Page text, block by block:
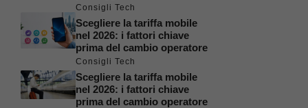
Consigli Tech
Scegliere la tariffa mobile
nel 2026: i fattori chiave
prima del cambio operatore
Consigli Tech
Scegliere la tariffa mobile
nel 2026: i fattori chiave
prima del cambio operatore